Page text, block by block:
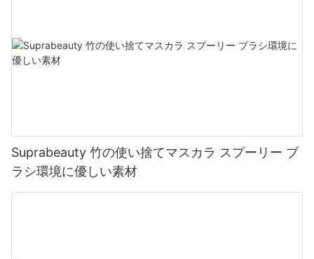
Suprabeauty 竹の使い捨てマスカラ スプーリー ブ
ラシ環境に優しい素材